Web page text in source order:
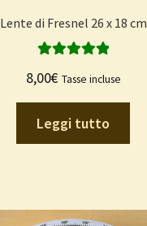
Lente di Fresnel 26 x 18 cm
8,00€ Tasse incluse
Leggi tutto